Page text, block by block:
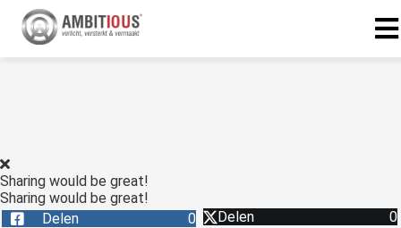
Sharing would be great!
Sharing would be great!
Delen
0 Delen
0